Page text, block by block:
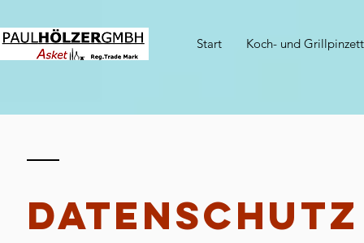
Start Koch- und
DATENSCHUTZ